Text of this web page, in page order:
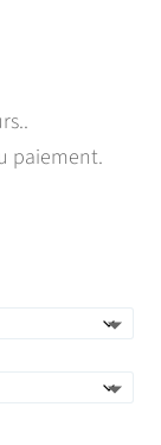
paiement.